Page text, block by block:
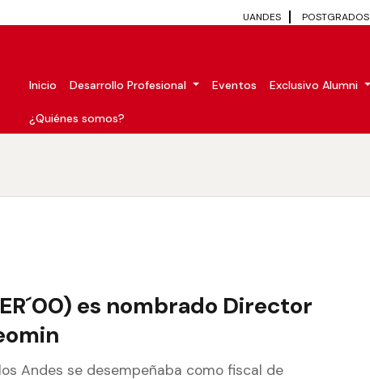
UANDES POSTGRADOS
Inicio Desarrollo Profesional Eventos Exclusivo Alumni
¿Quiénes somos?
es nombrado Director
Andes se desempeñaba como fiscal de